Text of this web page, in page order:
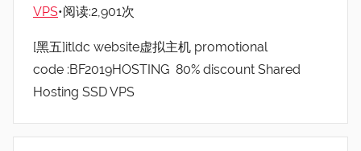
VPS•阅读:2,901次
[黑五]itldc website虚拟主机 promotional
code :BF2019HOSTING 80% discount Shared
Hosting SSD VPS